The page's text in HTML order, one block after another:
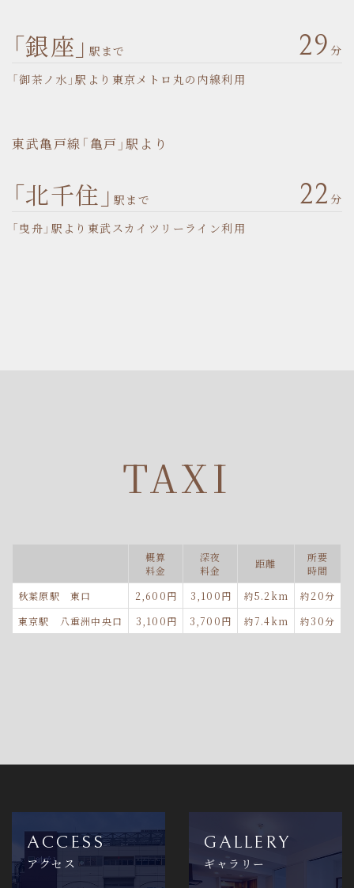
「銀座」 駅まで 29 分
「御茶ノ水」駅より東京メトロ丸の内線利用
東武亀戸線「亀戸」駅より
「北千住」 駅まで 22 分
「曳舟」駅より東武スカイツリーライン利用
TAXI
概算
料金
深夜
料金
距離
所要
時間
秋葉原駅 東口
2,600円 3,100円 約5.2km
約20分
東京駅 八重洲中央口
3,100円 3,700円 約7.4km 約30分
ACCESS
アクセス
GALLERY
ギャラリー